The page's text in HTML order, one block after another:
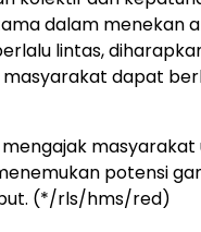
dalam menekan
lintas,
dapat
mengajak
potensi
(*/rls/hms/red)